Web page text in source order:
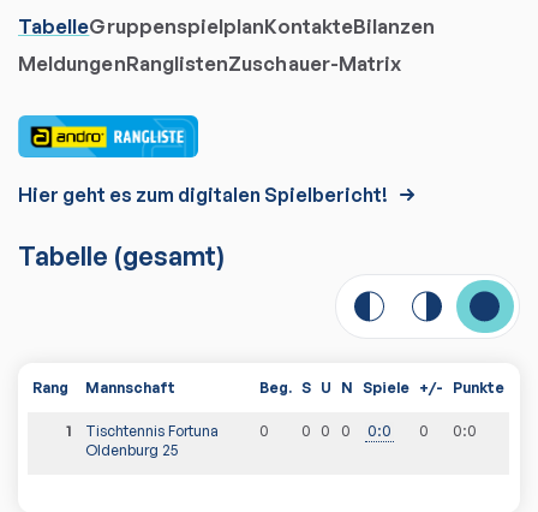
TabelleGruppenspielplanKontakteBilanzen
MeldungenRanglistenZuschauer-Matrix
Hier geht es zum digitalen Spielbericht!
Tabelle (gesamt)
Rang Mannschaft Beg. S U N Spiele +/- Punkte
1
Tischtennis Fortuna
Oldenburg 25
0 0 0 0 0:0 0 0:0